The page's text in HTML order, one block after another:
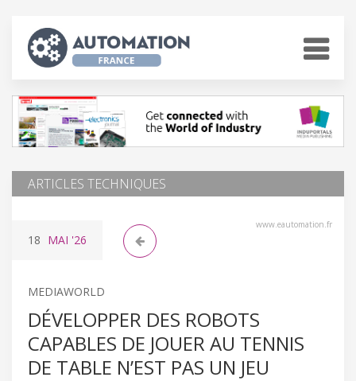
ARTICLES TECHNIQUES
www.eautomation.fr
18 MAI '26
MEDIAWORLD
DÉVELOPPER DES ROBOTS
CAPABLES DE JOUER AU TENNIS
DE TABLE N’EST PAS UN JEU